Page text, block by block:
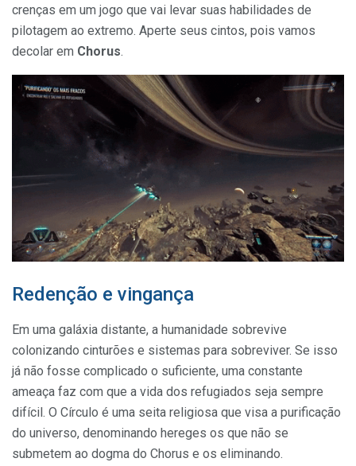
crenças em um jogo que vai levar suas habilidades de
pilotagem ao extremo. Aperte seus cintos, pois vamos
decolar em Chorus.
Redenção e vingança
Em uma galáxia distante, a humanidade sobrevive
colonizando cinturões e sistemas para sobreviver. Se isso
já não fosse complicado o suficiente, uma constante
ameaça faz com que a vida dos refugiados seja sempre
difícil. O Círculo é uma seita religiosa que visa a purificação
do universo, denominando hereges os que não se
submetem ao dogma do Chorus e os eliminando.